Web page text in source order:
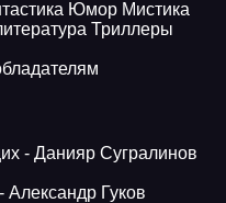
Юмор Мистика
Триллеры
- Данияр Сугралинов
Гуков